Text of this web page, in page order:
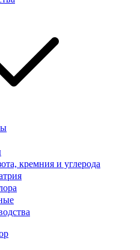
кремния и углерода